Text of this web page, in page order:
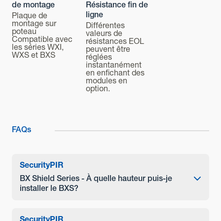
N.C. 28 VDC 0.1 A max.
Sortie autoprotection
N.F. 28 VDC 0,1 A max. ouvert lorsque le capot, l’unité
principale ou le capot est retiré
LED rouge :1. Préchauffage 2. Alarme 3. Détection
-30°C à + 60°C
95% max.
Installation (intérieur/extérieur)
Extérieur
de montage
Plaque de
montage sur
poteau
Compatible avec
les séries WXI,
WXS et BXS
Résistance fin de
ligne
Différentes
valeurs de
résistances EOL
peuvent être
réglées
instantanément
en enfichant des
modules en
option.
FAQs
SecurityPIR
BX Shield Series - À quelle hauteur puis-je
installer le BXS?